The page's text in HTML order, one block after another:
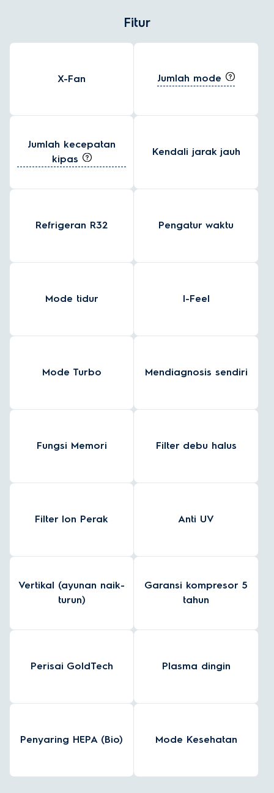
Fitur
X-Fan Jumlah mode
Jumlah kecepatan
kipas
Kendali jarak jauh
Refrigeran R32 Pengatur waktu
Mode tidur I-Feel
Mode Turbo Mendiagnosis sendiri
Fungsi Memori Filter debu halus
Filter Ion Perak Anti UV
Vertikal (ayunan naik-
turun)
Garansi kompresor 5
tahun
Perisai GoldTech Plasma dingin
Penyaring HEPA (Bio) Mode Kesehatan